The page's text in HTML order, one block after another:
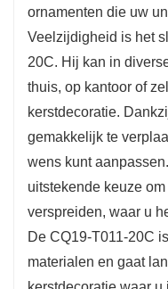
ornamenten die uw
Veelzijdigheid is het
20C. Hij kan in
thuis, op kantoor of
kerstdecoratie.
gemakkelijk te
wens kunt
uitstekende keuze
verspreiden, waar u
De CQ19-T011-20C
materialen en gaat